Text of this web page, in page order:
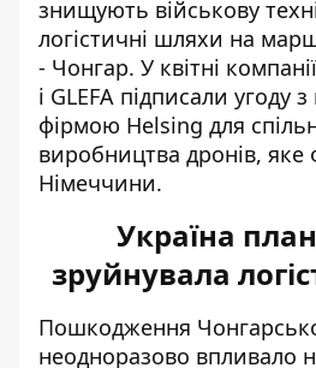
знищують військову
логістичні шляхи на
- Чонгар. У квітні
і GLEFA підписали угоду
фірмою Helsing для
виробництва дронів, яке
Німеччини.
Україна
зруйнувала
Пошкодження
неодноразово впливало